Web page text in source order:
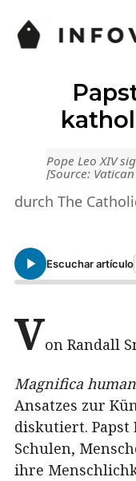
Pope Leo XIV
[Source:
durch The
Escuchar artículo
Von Randall
Magnifica
Ansatzes zur
diskutiert. Papst
Schulen,
ihre